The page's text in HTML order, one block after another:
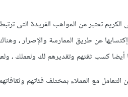
الكريم تعتبر من المواهب الفريدة التى
إكتسابها عن طريق الممارسة والإصرار ،
أيضا كسب ثقتهم وتقديرهم لك ولعملك ،
مع العملاء بمختلف فئاتهم